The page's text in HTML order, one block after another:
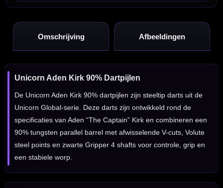
Omschrijving Afbeeldingen
Unicorn Aden Kirk 90% Dartpijlen
De Unicorn Aden Kirk 90% dartpijlen zijn steeltip darts uit de
Unicorn Global-serie. Deze darts zijn ontwikkeld rond de
specificaties van Aden “The Captain” Kirk en combineren een
90% tungsten parallel barrel met afwisselende V-cuts, Volute
steel points en zwarte Gripper 4 shafts voor controle, grip en
een stabiele worp.